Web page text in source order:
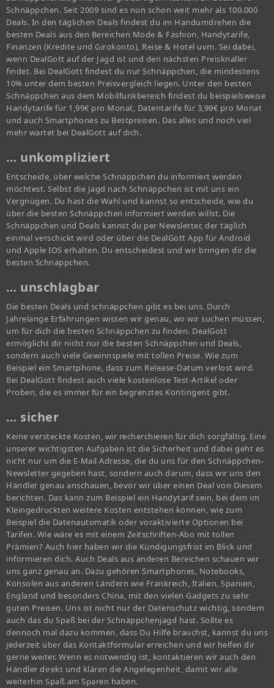
Schnäppchen. Seit 2009 sind es nun schon weit mehr als 100.000
Deals. In den täglichen Deals findest du im Handumdrehen die
besten Deals aus den Bereichen Mode & Fashion, Handytarife,
Finanzen (Kredite und Girokonto), Reise & Hotel uvm. Sei dabei,
wenn DealGott auf der Jagd ist und den nächsten Preisknaller
findet. Bei DealGott findest du nur Schnäppchen, die mindestens
10% unter dem besten Preisvergleich liegen. Unter den besten
Schnäppchen aus dem Mobilfunkbereich findest du beispielsweise
Handytarife für 1,99€ pro Monat, Datentarife für 3,99€ pro Monat
und auch Smartphones zu Bestpreisen. Das alles und noch viel
mehr wartet bei DealGott auf dich.
… unkompliziert
Entscheide, über welche Schnäppchen du informiert werden
möchtest. Selbst die Jagd nach Schnäppchen ist mit uns ein
Vergnügen. Du hast die Wahl und kannst so entscheide, wie du
über die besten Schnäppchen informiert werden willst. Die
Schnäppchen und Deals kannst du per Newsletter, der täglich
einmal verschickt wird oder über die DealGott App für Android
und Apple IOS erhalten. Du entscheidest und wir bringen dir die
besten Schnäppchen.
… unschlagbar
Die besten Deals und schnäppchen gibt es bei uns. Durch
Jahrelange Erfahrungen wissen wir genau, wo wir suchen müssen,
um für dich die besten Schnäppchen zu finden. DealGott
ermöglicht dir nicht nur die besten Schnäppchen und Deals,
sondern auch viele Gewinnspiele mit tollen Preise. Wie zum
Beispiel ein Smartphone, dass zum Release-Datum verlost wird.
Bei DealGott findest auch viele kostenlose Test-Artikel oder
Proben, die es immer für ein begrenztes Kontingent gibt.
… sicher
Keine versteckte Kosten, wir recherchieren für dich sorgfältig. Eine
unserer wichtigsten Aufgaben ist die Sicherheit und dabei geht es
nicht nur um die E-Mail Adresse, die du uns für den Schnäppchen-
Newsletter gegeben hast, sondern auch darum, dass wir uns den
Händler genau anschauen, bevor wir über einen Deal von Diesem
berichten. Das kann zum Beispiel ein Handytarif sein, bei dem im
Kleingedruckten weitere Kosten entstehen können, wie zum
Beispiel die Datenautomatik oder voraktivierte Optionen bei
Tarifen. Wie wäre es mit einem Zeitschriften-Abo mit tollen
Prämien? Auch hier haben wir die Kündigungsfrist im Blick und
informieren dich. Auch Deals aus anderen Bereichen schauen wir
uns ganz genau an. Dazu gehören Smartphones, Notebooks,
Konsolen aus anderen Ländern wie Frankreich, Italien, Spanien,
England und besonders China, mit den vielen Gadgets zu sehr
guten Preisen. Uns ist nicht nur der Datenschutz wichtig, sondern
auch das du Spaß bei der Schnäppchenjagd hast. Sollte es
dennoch mal dazu kommen, dass Du Hilfe brauchst, kannst du uns
jederzeit über das Kontaktformular erreichen und wir helfen dir
gerne weiter. Wenn es notwendig ist, kontaktieren wir auch den
Händler direkt und klären die Angelegenheit, damit wir alle
weiterhin Spaß am Sparen haben.